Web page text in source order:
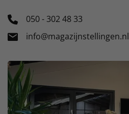
050 - 302 48 33
info@magazijnstellingen.nl